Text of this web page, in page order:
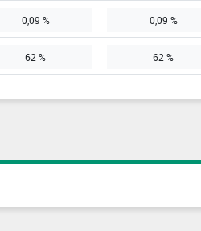
0,09 % 0,09 %
62 % 62 %